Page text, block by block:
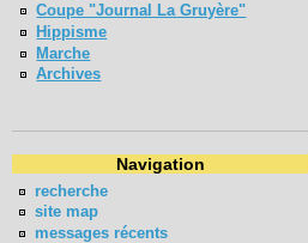
Coupe "Journal La Gruyère"
Hippisme
Marche
Archives
Navigation
recherche
site map
messages récents